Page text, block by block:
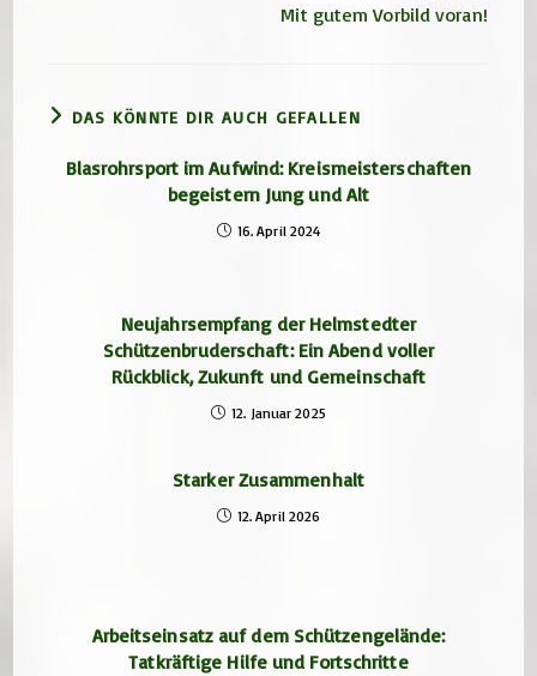
Mit gutem Vorbild voran!
DAS KÖNNTE DIR AUCH GEFALLEN
Blasrohrsport im Aufwind: Kreismeisterschaften
begeistern Jung und Alt
16. April 2024
Neujahrsempfang der Helmstedter
Schützenbruderschaft: Ein Abend voller
Rückblick, Zukunft und Gemeinschaft
12. Januar 2025
Starker Zusammenhalt
12. April 2026
Arbeitseinsatz auf dem Schützengelände:
Tatkräftige Hilfe und Fortschritte